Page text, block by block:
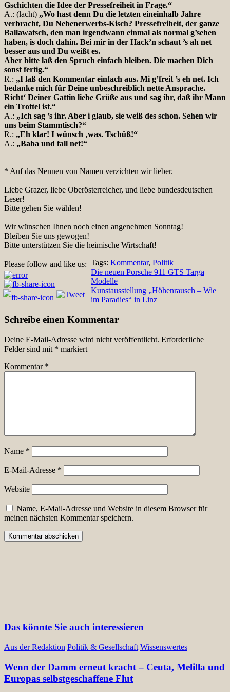
Gschichten die Idee der Pressefreiheit in Frage.“
A.: (lacht) „Wo hast denn Du die letzten eineinhalb Jahre
verbracht, Du Nebenerwerbs-Kisch? Pressefreiheit, der ganze
Ballawatsch, den man irgendwann einmal als normal g’sehen
haben, is doch dahin. Bei mir in der Hack’n schaut ’s ah net
besser aus und Du weißt es.
Aber bitte laß den Spruch einfach bleiben. Die machen Dich
sonst fertig.“
R.: „I laß den Kommentar einfach aus. Mi g’freit ’s eh net. Ich
bedanke mich für Deine unbeschreiblich nette Ansprache.
Richt‘ Deiner Gattin liebe Grüße aus und sag ihr, daß ihr Mann
ein Trottel ist.“
A.: „Ich sag ’s ihr. Aber i glaub, sie weiß des schon. Sehen wir
uns beim Stammtisch?“
R.: „Eh klar! I wünsch ‚was. Tschüß!“
A.: „Baba und fall net!“
* Auf das Nennen von Namen verzichten wir lieber.
Liebe Grazer, liebe Oberösterreicher, und liebe bundesdeutschen
Leser!
Bitte gehen Sie wählen!
Wir wünschen Ihnen noch einen angenehmen Sonntag!
Bleiben Sie uns gewogen!
Bitte unterstützen Sie die heimische Wirtschaft!
Please follow and like us: Tags: Kommentar, Politik
BeitragsnavigationDie neuen Porsche 911 GTS Targa
Modelle
Kunstausstellung „Höhenrausch – Wie
im Paradies“ in Linz
Schreibe einen Kommentar
Deine E-Mail-Adresse wird nicht veröffentlicht. Erforderliche
Felder sind mit * markiert
Kommentar *
Name *
E-Mail-Adresse *
Website
Name, E-Mail-Adresse und Website in diesem Browser für
meinen nächsten Kommentar speichern.
Das könnte Sie auch interessieren
Aus der Redaktion Politik & Gesellschaft Wissenswertes
Wenn der Damm erneut kracht – Ceuta, Melilla und
Europas selbstgeschaffene Flut